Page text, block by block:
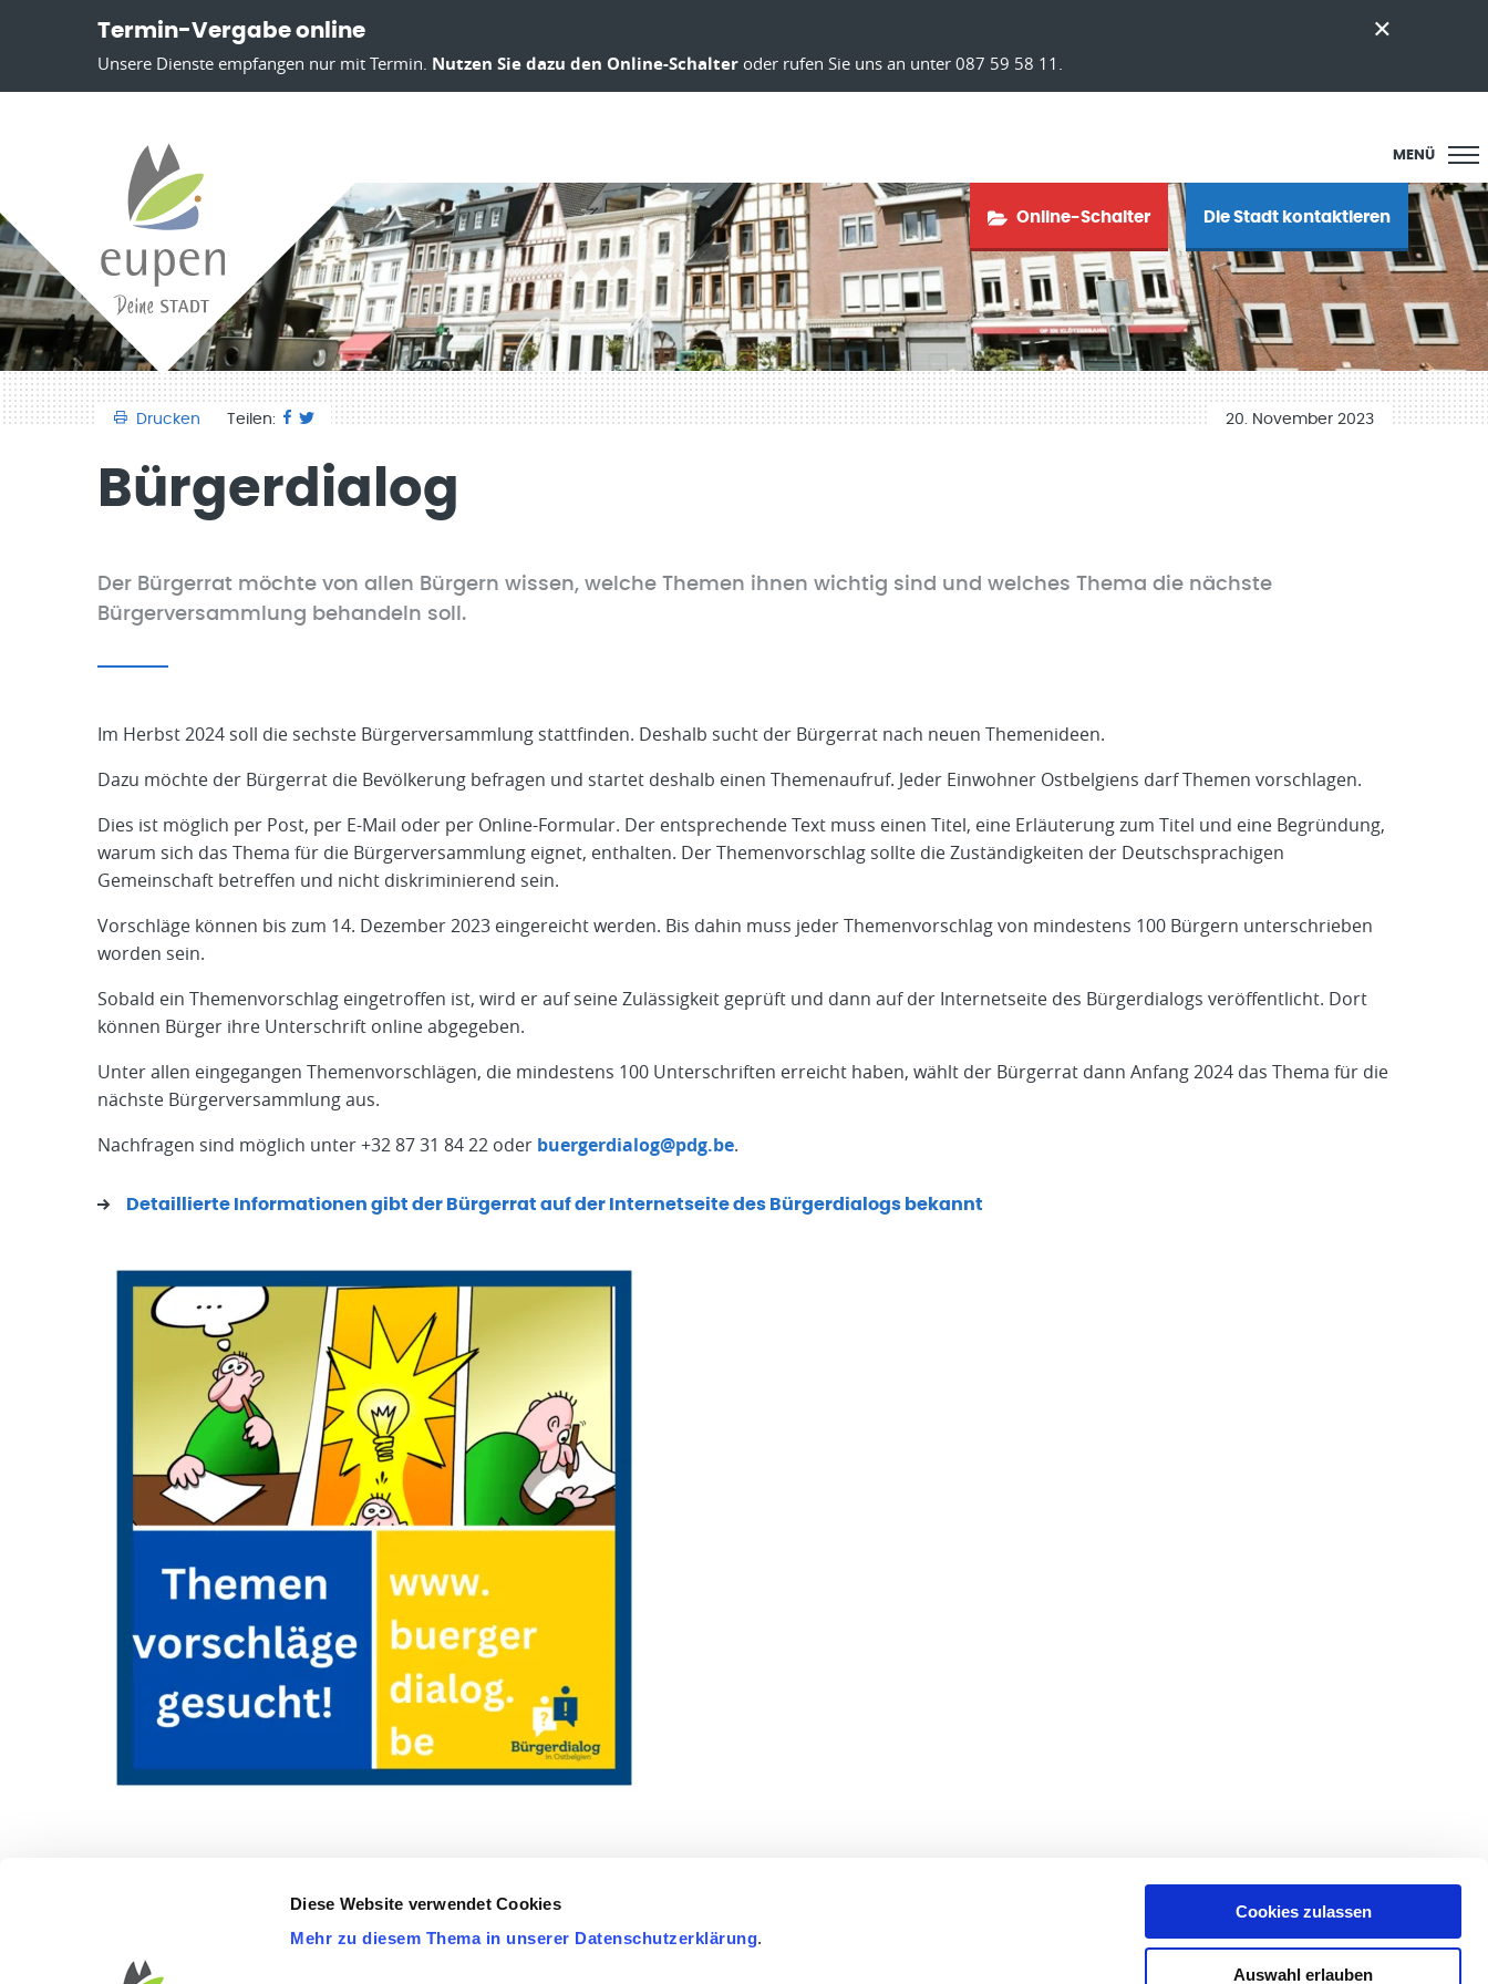
Diese Website verwendet Cookies
Mehr zu diesem Thema in unserer Datenschutzerklärung.
Cookies zulassen
Auswahl erlauben
Termin-Vergabe online
Unsere Dienste empfangen nur mit Termin. Nutzen Sie dazu den Online-Schalter oder rufen Sie uns an unter 087 59 58 11.
MENÜ
Online-Schalter Die Stadt kontaktieren
Drucken Teilen: 20. November 2023
Bürgerdialog
Der Bürgerrat möchte von allen Bürgern wissen, welche Themen ihnen wichtig sind und welches Thema die nächste
Bürgerversammlung behandeln soll.
Im Herbst 2024 soll die sechste Bürgerversammlung stattfinden. Deshalb sucht der Bürgerrat nach neuen Themenideen.
Dazu möchte der Bürgerrat die Bevölkerung befragen und startet deshalb einen Themenaufruf. Jeder Einwohner Ostbelgiens darf Themen vorschlagen.
Dies ist möglich per Post, per E-Mail oder per Online-Formular. Der entsprechende Text muss einen Titel, eine Erläuterung zum Titel und eine Begründung,
warum sich das Thema für die Bürgerversammlung eignet, enthalten. Der Themenvorschlag sollte die Zuständigkeiten der Deutschsprachigen
Gemeinschaft betreffen und nicht diskriminierend sein.
Vorschläge können bis zum 14. Dezember 2023 eingereicht werden. Bis dahin muss jeder Themenvorschlag von mindestens 100 Bürgern unterschrieben
worden sein.
Sobald ein Themenvorschlag eingetroffen ist, wird er auf seine Zulässigkeit geprüft und dann auf der Internetseite des Bürgerdialogs veröffentlicht. Dort
können Bürger ihre Unterschrift online abgegeben.
Unter allen eingegangen Themenvorschlägen, die mindestens 100 Unterschriften erreicht haben, wählt der Bürgerrat dann Anfang 2024 das Thema für die
nächste Bürgerversammlung aus.
Nachfragen sind möglich unter +32 87 31 84 22 oder buergerdialog@pdg.be.
Detaillierte Informationen gibt der Bürgerrat auf der Internetseite des Bürgerdialogs bekannt